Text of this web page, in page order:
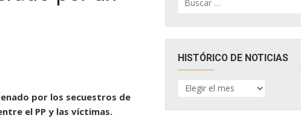
por los secuestros de
el PP y las víctimas.
por:
HISTÓRICO DE NOTICIAS
HISTÓRICO
DE